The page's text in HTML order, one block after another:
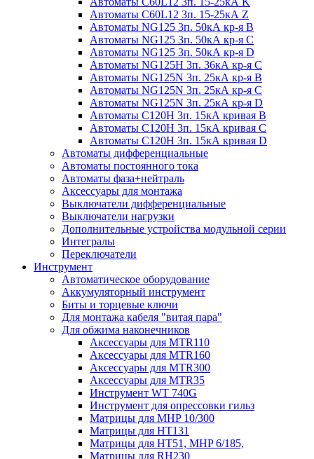
Автоматы C60L12 3п. 15-25кА Z
Автоматы NG125 3п. 50кА кр-я B
Автоматы NG125 3п. 50кА кр-я C
Автоматы NG125 3п. 50кА кр-я D
Автоматы NG125H 3п. 36кА кр-я C
Автоматы NG125N 3п. 25кА кр-я B
Автоматы NG125N 3п. 25кА кр-я C
Автоматы NG125N 3п. 25кА кр-я D
Автоматы С120Н 3п. 15кА кривая B
Автоматы С120Н 3п. 15кА кривая C
Автоматы С120Н 3п. 15кА кривая D
Автоматы дифференциальные
Автоматы постоянного тока
Автоматы фаза+нейтраль
Аксессуары для монтажа
Выключатели дифференциальные
Выключатели нагрузки
Дополнительные устройства модульной серии
Интегралы
Переключатели
Инструмент
Автоматическое оборудование
Аккумуляторный инструмент
Биты и торцевые ключи
Для монтажа кабеля "витая пара"
Для обжима наконечников
Аксессуары для MTR110
Аксессуары для MTR160
Аксессуары для MTR300
Аксессуары для MTR35
Инструмент WT 740G
Инструмент для опрессовки гильз
Матрицы для MHP 10/300
Матрицы для НТ131
Матрицы для НТ51, MHP 6/185,
Матрицы для RH230